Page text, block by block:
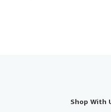
Shop With